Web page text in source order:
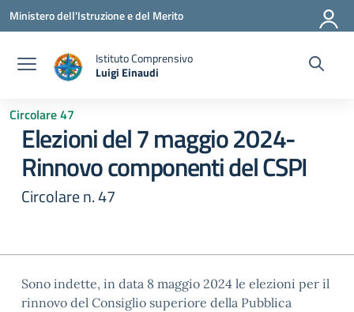
Vai ai contenuti
Vai al menu di navigazione
Vai al footer
Ministero dell'Istruzione e del Merito
Istituto Comprensivo
Luigi Einaudi
— Visita la pagina iniziale della scuola
Circolare 47
Elezioni del 7 maggio 2024-
Rinnovo componenti del CSPI
Circolare n. 47
Sono indette, in data 8 maggio 2024 le elezioni per il
rinnovo del Consiglio superiore della Pubblica